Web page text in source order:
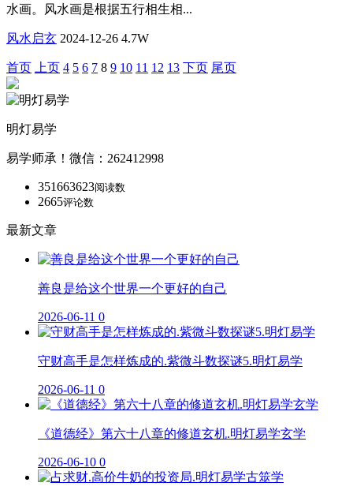
水画。风水画是根据五行相生相...
风水启玄 2024-12-26 4.7W
首页 上页 4 5 6 7 8 9 10 11 12 13 下页 尾页
明灯易学
易学师承！微信：262412998
351663623阅读数
2665评论数
最新文章
善良是给这个世界一个更好的自己
2026-06-11 0
守财高手是怎样炼成的.紫微斗数探谜5.明灯易学
2026-06-11 0
《道德经》第六十八章的修道玄机.明灯易学玄学
2026-06-10 0